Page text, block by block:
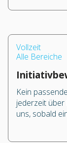
Vollzeit
Alle Bereiche
Kein
jederzeit
uns, sobald